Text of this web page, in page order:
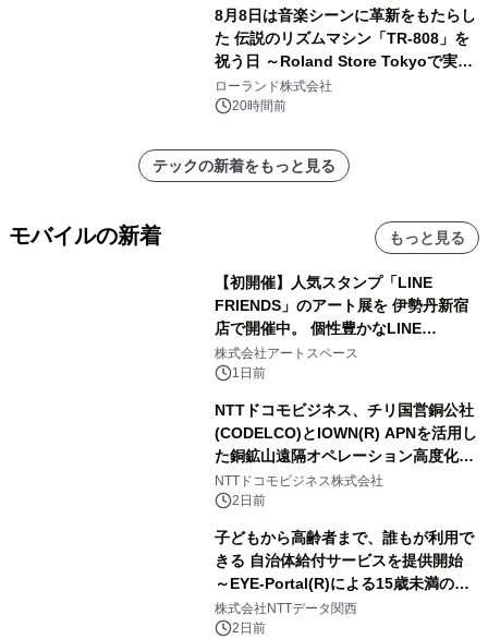
8月8日は音楽シーンに革新をもたらし
た 伝説のリズムマシン「TR-808」を
祝う日 ～Roland Store Tokyoで実機
を展示しての 記念キャンペーンを開
催 英国ラジオ「NTS」の 特別プログ
アーティストを フィーチャーしたアニ
メーションを公開～
ローランド株式会社
20時間前
テックの新着をもっと見る
モバイルの新着 もっと見る
【初開催】人気スタンプ「LINE
FRIENDS」のアート展を 伊勢丹新宿
店で開催中。 個性豊かなLINE
FRIENDSの仲間たちが インテリアア
ートとして新たな魅力を発信。
株式会社アートスペース
1日前
NTTドコモビジネス、チリ国営銅公社
(CODELCO)とIOWN(R) APNを活用し
た銅鉱山遠隔オペレーション高度化に
向けた調査・実証を開始
NTTドコモビジネス株式会社
2日前
子どもから高齢者まで、誰もが利用で
きる 自治体給付サービスを提供開始
～EYE-Portal(R)による15歳未満の本
人認証と デジタルデバイド対策で実現
～
株式会社NTTデータ関西
2日前